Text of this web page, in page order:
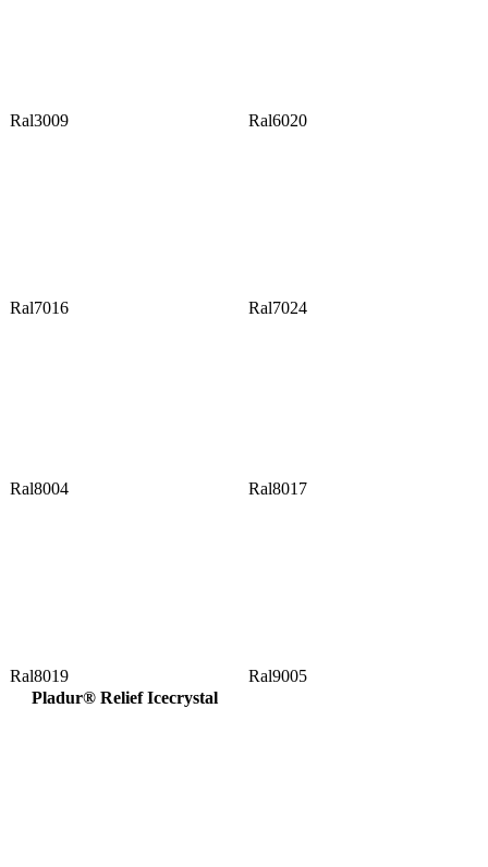
Ral3009 Ral6020
Ral7016 Ral7024
Ral8004 Ral8017
Ral8019
Ral9005
Pladur® Relief Icecrystal